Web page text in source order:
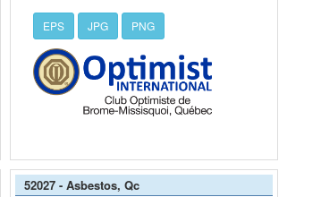
EPS JPG PNG
52027 - Asbestos, Qc